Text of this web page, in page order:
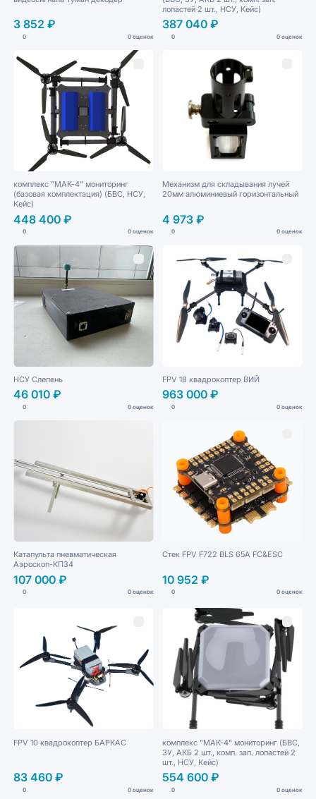
3 852 ₽
0 0 оценок
лопастей 2 шт., НСУ, Кейс)
387 040 ₽
0 0 оценок
комплекс "МАК-4" мониторинг
(базовая комплектация) (БВС, НСУ,
Кейс)
448 400 ₽
0 0 оценок
Механизм для складывания лучей
20мм алюминиевый горизонтальный
4 973 ₽
0 0 оценок
НСУ Слепень
46 010 ₽
0 0 оценок
FPV 18 квадрокоптер ВИЙ
963 000 ₽
0 0 оценок
Катапульта пневматическая
Аэроскоп-КП34
107 000 ₽
0 0 оценок
Стек FPV F722 BLS 65A FC&ESC
10 952 ₽
0 0 оценок
FPV 10 квадрокоптер БАРКАС
83 460 ₽
0 0 оценок
комплекс "МАК-4" мониторинг (БВС,
ЗУ, АКБ 2 шт., комп. зап. лопастей 2
шт., НСУ, Кейс)
554 600 ₽
0 0 оценок